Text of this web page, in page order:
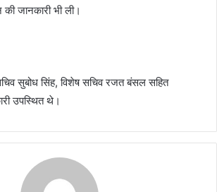
जानकारी भी ली।
सुबोध सिंह, विशेष सचिव रजत बंसल सहित
उपस्थित थे।